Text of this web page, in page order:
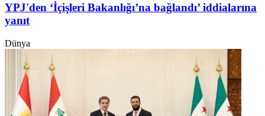
YPJ'den ‘İçişleri Bakanlığı’na bağlandı’ iddialarına
yanıt
Dünya